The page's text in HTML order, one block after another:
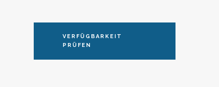
VERFÜGBARKEIT
PRÜFEN